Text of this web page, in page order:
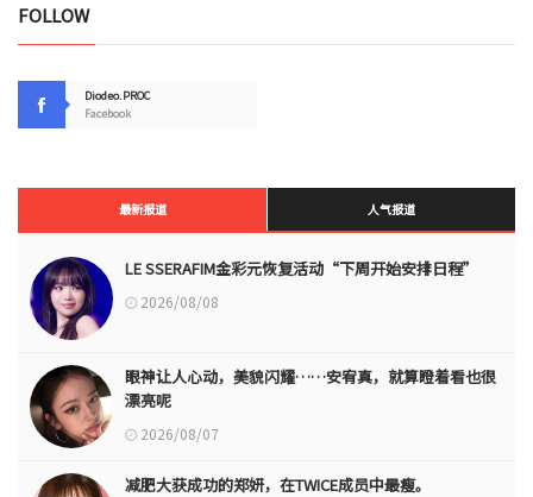
FOLLOW
Diodeo.PROC
Facebook
最新报道 人气报道
LE SSERAFIM金彩元恢复活动“下周开始安排日程”
2026/08/08
眼神让人心动，美貌闪耀……安宥真，就算瞪着看也很
漂亮呢
2026/08/07
减肥大获成功的郑妍，在TWICE成员中最瘦。